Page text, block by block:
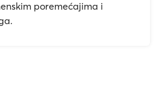
poremećajima i